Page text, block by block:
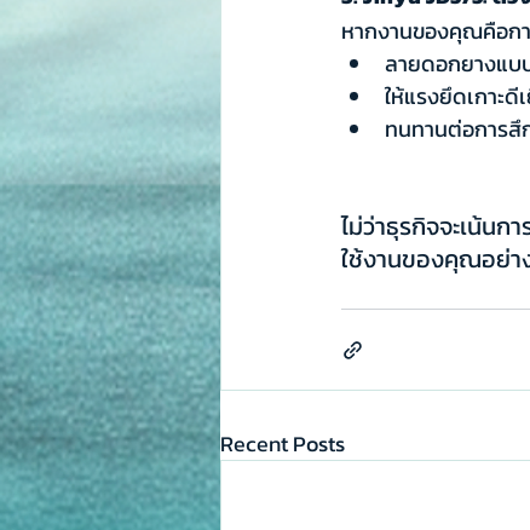
หากงานของคุณคือก
ลายดอกยางแบ
ให้แรงยึดเกาะ
ทนทานต่อการสึ
ไม่ว่าธุรกิจจะเน้น
ใช้งานของคุณอย่า
Recent Posts